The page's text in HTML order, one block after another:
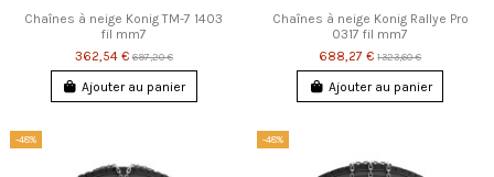
Chaînes à neige Konig TM-7 1403
fil mm7
362,54 €697,20 €
Ajouter au panier
Chaînes à neige Konig Rallye Pro
0317 fil mm7
688,27 €1 323,60 €
Ajouter au panier
-48% -48%